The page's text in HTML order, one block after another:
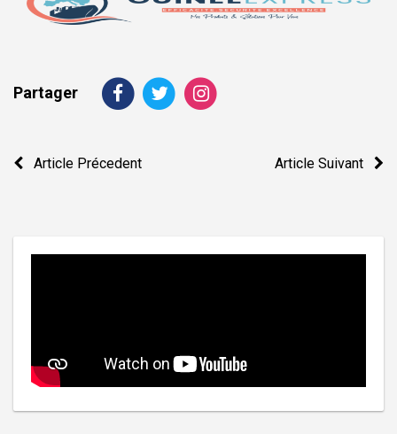
Partager
Navigation
Article Précedent Article Suivant